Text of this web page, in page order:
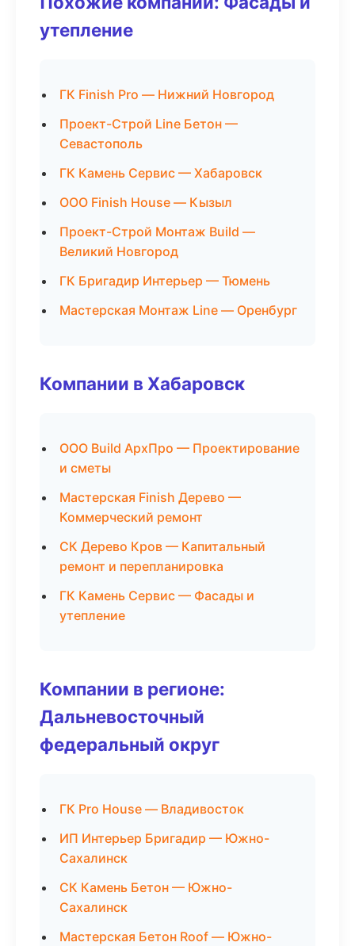
утепление
ГК Finish Pro — Нижний Новгород
Проект-Строй Line Бетон —
Севастополь
ГК Камень Сервис — Хабаровск
ООО Finish House — Кызыл
Проект-Строй Монтаж Build —
Великий Новгород
ГК Бригадир Интерьер — Тюмень
Мастерская Монтаж Line — Оренбург
Компании в Хабаровск
ООО Build АрхПро — Проектирование
и сметы
Мастерская Finish Дерево —
Коммерческий ремонт
СК Дерево Кров — Капитальный
ремонт и перепланировка
ГК Камень Сервис — Фасады и
утепление
Компании в регионе:
Дальневосточный
федеральный округ
ГК Pro House — Владивосток
ИП Интерьер Бригадир — Южно-
Сахалинск
СК Камень Бетон — Южно-
Сахалинск
Мастерская Бетон Roof — Южно-